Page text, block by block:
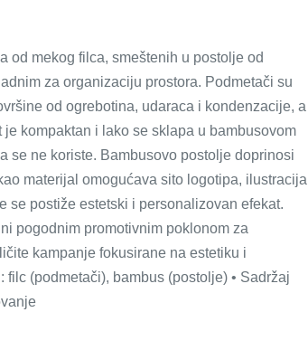
od mekog filca, smeštenih u postolje od
za organizaciju prostora. Podmetači su
od ogrebotina, udaraca i kondenzacije, a
kompaktan i lako se sklapa u bambusovom
se ne koriste. Bambusovo postolje doprinosi
materijal omogućava sito logotipa, ilustracija
se postiže estetski i personalizovan efekat.
pogodnim promotivnim poklonom za
kampanje fokusirane na estetiku i
(podmetači), bambus (postolje) • Sadržaj